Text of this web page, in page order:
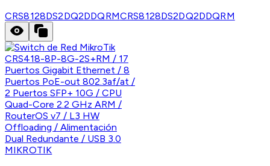
CRS8128DS2DQ2DDQRMCRS8128DS2DQ2DDQRM
MIKROTIK